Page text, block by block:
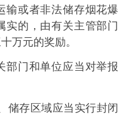
或者非法储存烟花爆
实的，由有关主管部门
万元的奖励。
门和单位应当对举报
储存区域应当实行封闭